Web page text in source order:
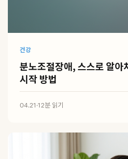
건강
분노조절장애, 스스로 알아
시작 방법
04.21·12분 읽기